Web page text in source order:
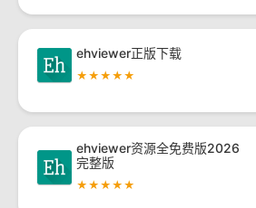
ehviewer正版下载
★★★★★
ehviewer资源全免费版2026
完整版
★★★★★